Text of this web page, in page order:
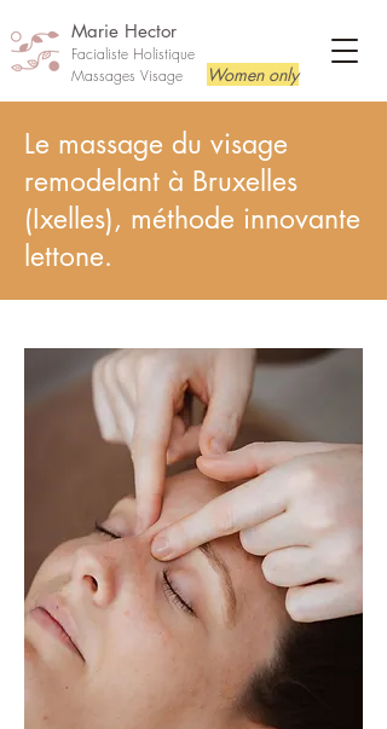
Marie Hector
Facialiste Holistique
Massages Visage
Women only
Le massage du visage
remodelant à Bruxelles
(Ixelles), méthode innovante
lettone.